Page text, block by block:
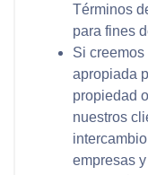
Términos
para fines
Si
apropiada
propiedad
nuestros
empresas